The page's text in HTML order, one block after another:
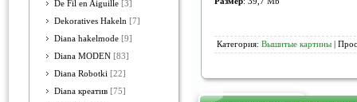
De Fil en Aiguille [3]
Dekoratives Hakeln [7]
Diana hakelmode [9]
Diana MODEN [83]
Diana Robotki [22]
Diana креатив [75]
Категория: Вышитые картины |